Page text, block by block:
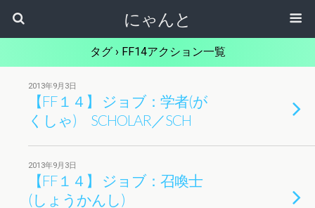
にゃんと
タグ › FF14アクション一覧
2013年9月3日
【FF１４】 ジョブ：学者(が
くしゃ) SCHOLAR／SCH
2013年9月3日
【FF１４】 ジョブ：召喚士
(しょうかんし)